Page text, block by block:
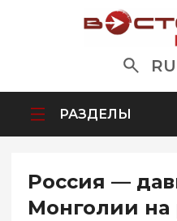
RU
РАЗДЕЛЫ
Россия —
Монголии на